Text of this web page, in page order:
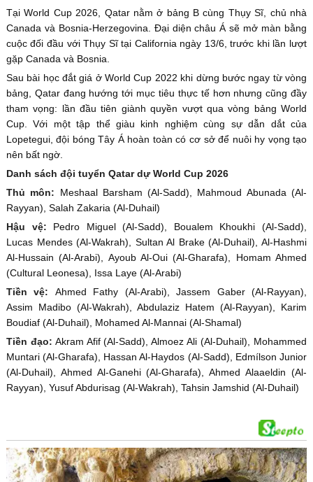
Tại World Cup 2026, Qatar nằm ở bảng B cùng Thụy Sĩ, chủ nhà
Canada và Bosnia-Herzegovina. Đại diện châu Á sẽ mở màn bằng
cuộc đối đầu với Thụy Sĩ tại California ngày 13/6, trước khi lần lượt
gặp Canada và Bosnia.
Sau bài học đắt giá ở World Cup 2022 khi dừng bước ngay từ vòng
bảng, Qatar đang hướng tới mục tiêu thực tế hơn nhưng cũng đầy
tham vọng: lần đầu tiên giành quyền vượt qua vòng bảng World
Cup. Với một tập thể giàu kinh nghiệm cùng sự dẫn dắt của
Lopetegui, đội bóng Tây Á hoàn toàn có cơ sở để nuôi hy vọng tạo
nên bất ngờ.
Danh sách đội tuyển Qatar dự World Cup 2026
Thủ môn: Meshaal Barsham (Al-Sadd), Mahmoud Abunada (Al-
Rayyan), Salah Zakaria (Al-Duhail)
Hậu vệ: Pedro Miguel (Al-Sadd), Boualem Khoukhi (Al-Sadd),
Lucas Mendes (Al-Wakrah), Sultan Al Brake (Al-Duhail), Al-Hashmi
Al-Hussain (Al-Arabi), Ayoub Al-Oui (Al-Gharafa), Homam Ahmed
(Cultural Leonesa), Issa Laye (Al-Arabi)
Tiền vệ: Ahmed Fathy (Al-Arabi), Jassem Gaber (Al-Rayyan),
Assim Madibo (Al-Wakrah), Abdulaziz Hatem (Al-Rayyan), Karim
Boudiaf (Al-Duhail), Mohamed Al-Mannai (Al-Shamal)
Tiền đạo: Akram Afif (Al-Sadd), Almoez Ali (Al-Duhail), Mohammed
Muntari (Al-Gharafa), Hassan Al-Haydos (Al-Sadd), Edmílson Junior
(Al-Duhail), Ahmed Al-Ganehi (Al-Gharafa), Ahmed Alaaeldin (Al-
Rayyan), Yusuf Abdurisag (Al-Wakrah), Tahsin Jamshid (Al-Duhail)